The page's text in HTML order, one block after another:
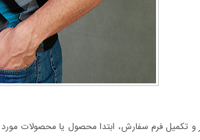
تکمیل فرم سفارش، ابتدا محصول یا محصولات مورد